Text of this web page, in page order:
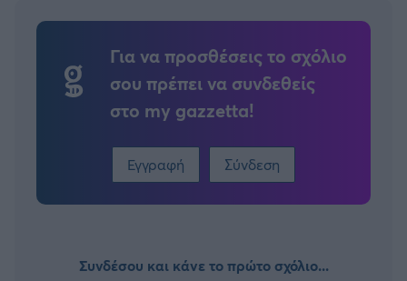
Για να προσθέσεις το σχόλιο
σου πρέπει να συνδεθείς
στο my gazzetta!
Εγγραφή Σύνδεση
Συνδέσου και κάνε το πρώτο σχόλιο...